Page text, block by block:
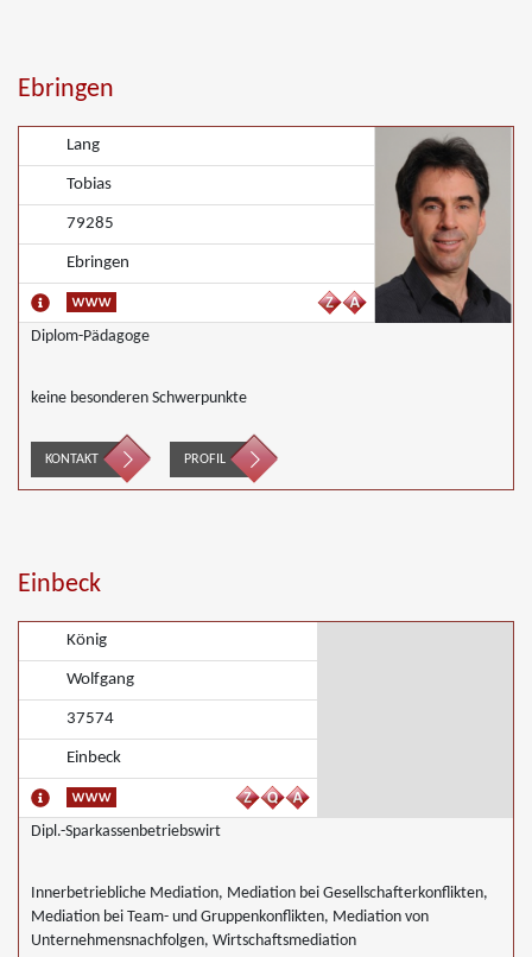
Ebringen
Lang
Tobias
79285
Ebringen
Diplom-Pädagoge
keine besonderen Schwerpunkte
KONTAKT PROFIL
Einbeck
König
Wolfgang
37574
Einbeck
Dipl.-Sparkassenbetriebswirt
Innerbetriebliche Mediation, Mediation bei Gesellschafterkonflikten,
Mediation bei Team- und Gruppenkonflikten, Mediation von
Unternehmensnachfolgen, Wirtschaftsmediation